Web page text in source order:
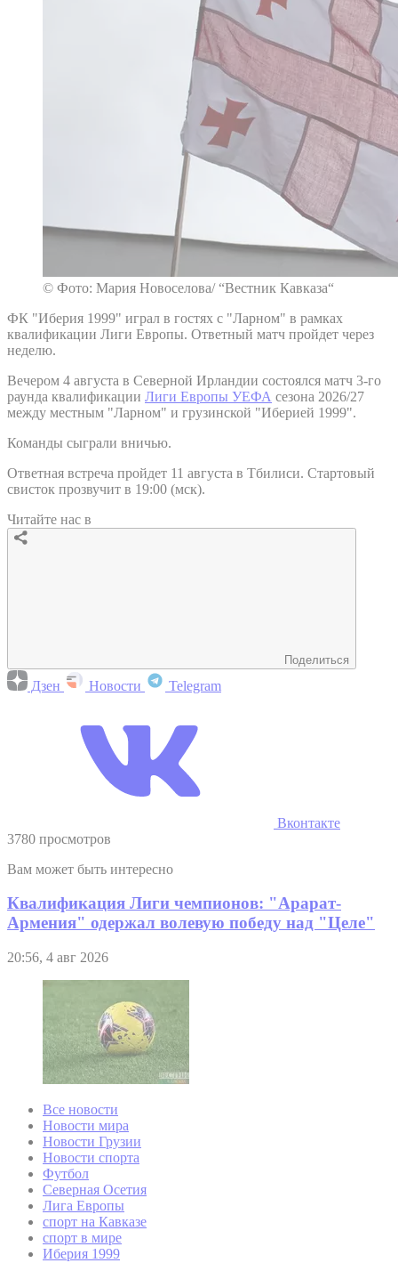
© Фото: Мария Новоселова/ “Вестник Кавказа“
ФК "Иберия 1999" играл в гостях с "Ларном" в рамках
квалификации Лиги Европы. Ответный матч пройдет через
неделю.
Вечером 4 августа в Северной Ирландии состоялся матч 3-го
раунда квалификации Лиги Европы УЕФА сезона 2026/27
между местным "Ларном" и грузинской "Иберией 1999".
Команды сыграли вничью.
Ответная встреча пройдет 11 августа в Тбилиси. Стартовый
свисток прозвучит в 19:00 (мск).
Читайте нас в
Поделиться
Дзен Новости Telegram
Вконтакте
3780 просмотров
Вам может быть интересно
Квалификация Лиги чемпионов: "Арарат-
Армения" одержал волевую победу над "Целе"
20:56, 4 авг 2026
Все новости
Новости мира
Новости Грузии
Новости спорта
Футбол
Северная Осетия
Лига Европы
спорт на Кавказе
спорт в мире
Иберия 1999